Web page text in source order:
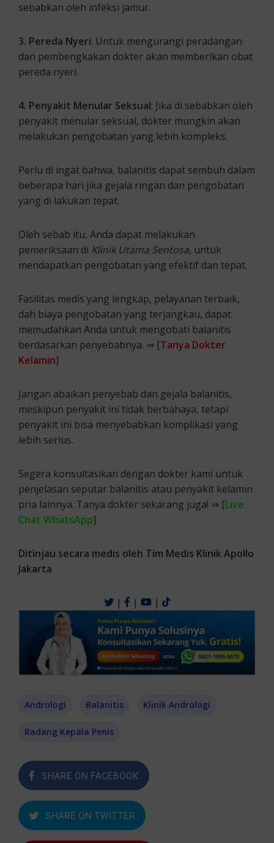
sebabkan oleh infeksi jamur.
3. Pereda Nyeri: Untuk mengurangi peradangan
dan pembengkakan dokter akan memberikan obat
pereda nyeri.
4. Penyakit Menular Seksual: Jika di sebabkan oleh
penyakit menular seksual, dokter mungkin akan
melakukan pengobatan yang lebih kompleks.
Perlu di ingat bahwa, balanitis dapat sembuh dalam
beberapa hari jika gejala ringan dan pengobatan
yang di lakukan tepat.
Oleh sebab itu, Anda dapat melakukan
pemeriksaan di Klinik Utama Sentosa, untuk
mendapatkan pengobatan yang efektif dan tepat.
Fasilitas medis yang lengkap, pelayanan terbaik,
dah biaya pengobatan yang terjangkau, dapat
memudahkan Anda untuk mengobati balanitis
berdasarkan penyebabnya. ⇒ [Tanya Dokter
Kelamin]
Jangan abaikan penyebab dan gejala balanitis,
meskipun penyakit ini tidak berbahaya, tetapi
penyakit ini bisa menyebabkan komplikasi yang
lebih serius.
Segera konsultasikan dengan dokter kami untuk
penjelasan seputar balanitis atau penyakit kelamin
pria lainnya. Tanya dokter sekarang juga! ⇒ [Live
Chat WhatsApp]
Ditinjau secara medis oleh Tim Medis Klinik Apollo
Jakarta
| | |
Andrologi Balanitis Klinik Andrologi
Radang Kepala Penis
SHARE ON FACEBOOK
SHARE ON TWITTER